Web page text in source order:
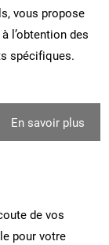
vous propose
l’obtention des
spécifiques.
En savoir plus
de vos
pour votre